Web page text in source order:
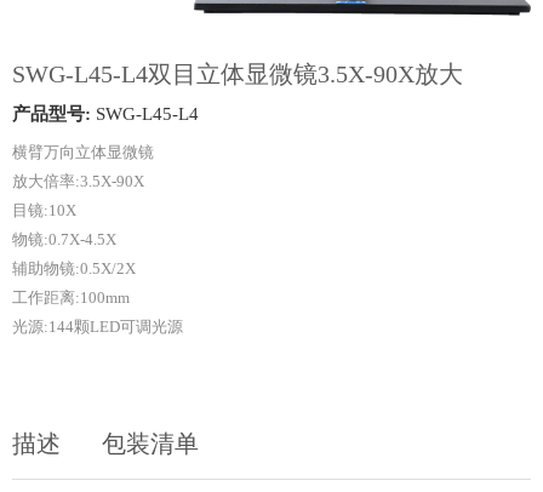
SWG-L45-L4双目立体显微镜3.5X-90X放大
产品型号: SWG-L45-L4
横臂万向立体显微镜
放大倍率:3.5X-90X
目镜:10X
物镜:0.7X-4.5X
辅助物镜:0.5X/2X
工作距离:100mm
光源:144颗LED可调光源
描述 包装清单